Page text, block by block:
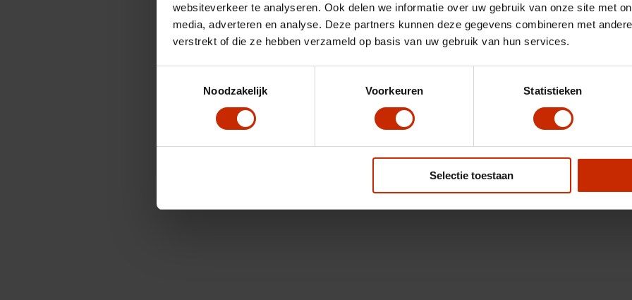
websiteverkeer te analyseren. Ook delen we informatie over uw gebruik van onze site met
media, adverteren en analyse. Deze partners kunnen deze gegevens combineren met
verstrekt of die ze hebben verzameld op basis van uw gebruik van hun services.
Noodzakelijk
Voorkeuren Statistieken
Selectie toestaan